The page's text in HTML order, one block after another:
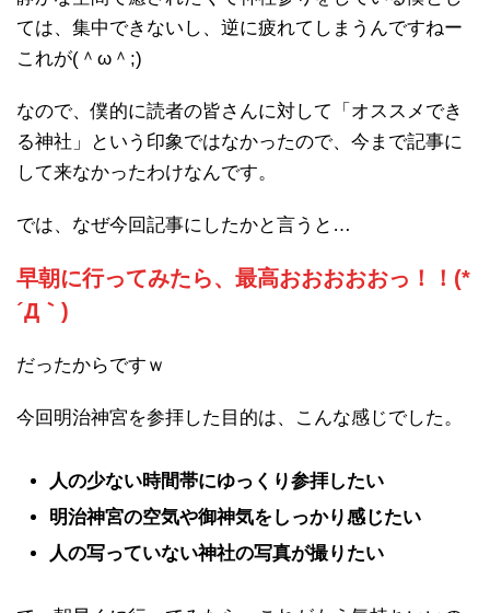
ては、集中できないし、逆に疲れてしまうんですねー
これが(＾ω＾;)
なので、僕的に読者の皆さんに対して「オススメでき
る神社」という印象ではなかったので、今まで記事に
して来なかったわけなんです。
では、なぜ今回記事にしたかと言うと…
早朝に行ってみたら、最高おおおおおっ！！(*
´Д｀)
だったからですｗ
今回明治神宮を参拝した目的は、こんな感じでした。
人の少ない時間帯にゆっくり参拝したい
明治神宮の空気や御神気をしっかり感じたい
人の写っていない神社の写真が撮りたい